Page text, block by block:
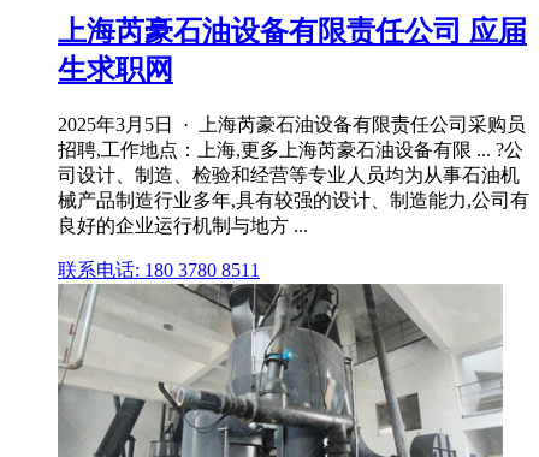
上海芮豪石油设备有限责任公司 应届
生求职网
2025年3月5日 · 上海芮豪石油设备有限责任公司采购员
招聘,工作地点：上海,更多上海芮豪石油设备有限 ... ?公
司设计、制造、检验和经营等专业人员均为从事石油机
械产品制造行业多年,具有较强的设计、制造能力,公司有
良好的企业运行机制与地方 ...
联系电话: 180 3780 8511